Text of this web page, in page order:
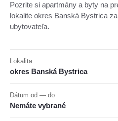
Pozrite si apartmány a byty na
lokalite okres Banská Bystrica
ubytovateľa.
Lokalita
okres Banská Bystrica
Dátum od — do
Nemáte vybrané